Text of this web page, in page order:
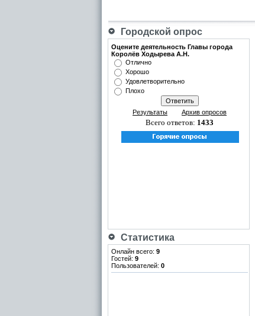
Городской опрос
Оцените деятельность Главы города
Королёв Ходырева А.Н.
Отлично
Хорошо
Удовлетворительно
Плохо
Результаты Архив опросов
Всего ответов: 1433
Статистика
Онлайн всего: 9
Гостей: 9
Пользователей: 0